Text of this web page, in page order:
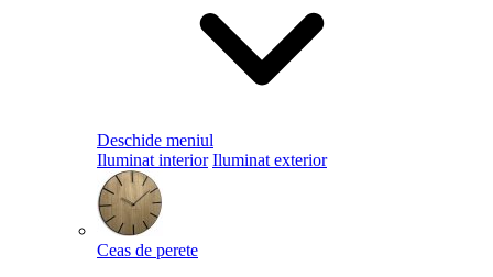
Deschide meniul
Iluminat interior Iluminat exterior
Ceas de perete